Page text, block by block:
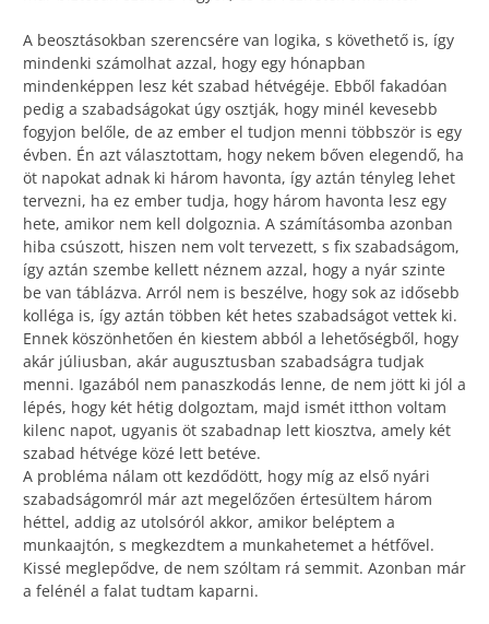
A beosztásokban szerencsére van logika, s követhető is, így
mindenki számolhat azzal, hogy egy hónapban
mindenképpen lesz két szabad hétvégéje. Ebből fakadóan
pedig a szabadságokat úgy osztják, hogy minél kevesebb
fogyjon belőle, de az ember el tudjon menni többször is egy
évben. Én azt választottam, hogy nekem bőven elegendő, ha
öt napokat adnak ki három havonta, így aztán tényleg lehet
tervezni, ha ez ember tudja, hogy három havonta lesz egy
hete, amikor nem kell dolgoznia. A számításomba azonban
hiba csúszott, hiszen nem volt tervezett, s fix szabadságom,
így aztán szembe kellett néznem azzal, hogy a nyár szinte
be van táblázva. Arról nem is beszélve, hogy sok az idősebb
kolléga is, így aztán többen két hetes szabadságot vettek ki.
Ennek köszönhetően én kiestem abból a lehetőségből, hogy
akár júliusban, akár augusztusban szabadságra tudjak
menni. Igazából nem panaszkodás lenne, de nem jött ki jól a
lépés, hogy két hétig dolgoztam, majd ismét itthon voltam
kilenc napot, ugyanis öt szabadnap lett kiosztva, amely két
szabad hétvége közé lett betéve.
A probléma nálam ott kezdődött, hogy míg az első nyári
szabadságomról már azt megelőzően értesültem három
héttel, addig az utolsóról akkor, amikor beléptem a
munkaajtón, s megkezdtem a munkahetemet a hétfővel.
Kissé meglepődve, de nem szóltam rá semmit. Azonban már
a felénél a falat tudtam kaparni.